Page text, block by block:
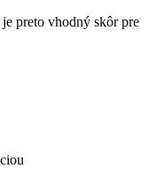
preto vhodný skôr pre